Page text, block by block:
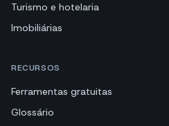
Turismo e hotelaria
Imobiliárias
RECURSOS
Ferramentas gratuitas
Glossário